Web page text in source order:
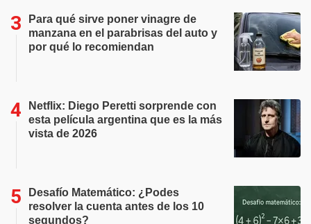
Para qué sirve poner vinagre de
manzana en el parabrisas del auto y
por qué lo recomiendan
Netflix: Diego Peretti sorprende con
esta película argentina que es la más
vista de 2026
Desafío Matemático: ¿Podes
resolver la cuenta antes de los 10
segundos?